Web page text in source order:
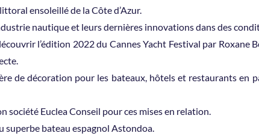
ensoleillé de la Côte d’Azur.
nautique et leurs dernières innovations dans des
l’édition 2022 du Cannes Yacht Festival par Roxane
de décoration pour les bateaux, hôtels et restaurants en
société Euclea Conseil pour ces mises en relation.
superbe bateau espagnol Astondoa.